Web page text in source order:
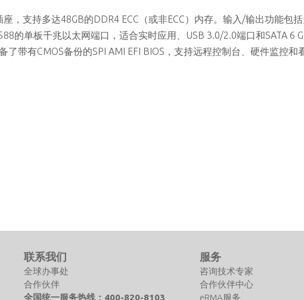
，支持多达48GB的DDR4 ECC（或非ECC）内存。输入/输出功能包
的单板千兆以太网端口，适合实时应用、USB 3.0/2.0端口和SATA 6
了带有CMOS备份的SPI AMI EFI BIOS，支持远程控制台、硬件监控和
联系我们
全球办事处
合作伙伴
全国统一服务热线：400-820-8103
服务
咨询技术专家
合作伙伴中心
eRMA服务